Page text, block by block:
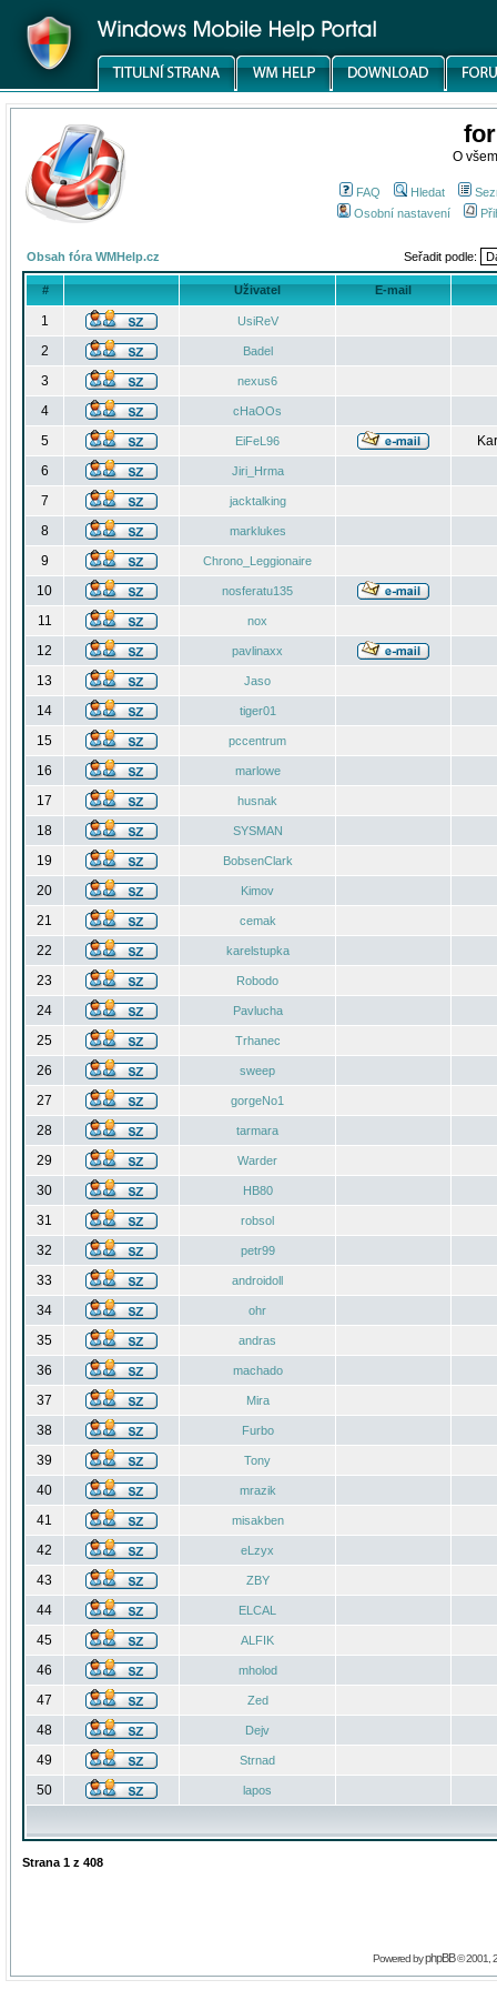
O
FAQ Hledat
Osobní nastavení
Obsah fóra WMHelp.cz Seřadit podle:
# Uživatel E-mail
1 UsiReV
2 Badel
3 nexus6
4 cHaOOs
5 EiFeL96
6
Jiri_Hrma
7 jacktalking
8 marklukes
9 Chrono_Leggionaire
10 nosferatu135
11 nox
12 pavlinaxx
13 Jaso
14 tiger01
15 pccentrum
16 marlowe
17 husnak
18 SYSMAN
19 BobsenClark
20 Kimov
21 cemak
22 karelstupka
23 Robodo
24 Pavlucha
25 Trhanec
26 sweep
27 gorgeNo1
28 tarmara
29 Warder
30 HB80
31 robsol
32 petr99
33 androidoll
34 ohr
35 andras
36 machado
37 Mira
38 Furbo
39 Tony
40 mrazik
41 misakben
42 eLzyx
43 ZBY
44 ELCAL
45 ALFIK
46 mholod
47 Zed
48 Dejv
49 Strnad
50 lapos
Strana 1 z 408
Powered byphpBB© 2001,